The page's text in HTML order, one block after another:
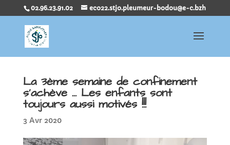
02.96.23.91.02 eco22.stjo.pleumeur-bodou@e-c.bzh
La 3ème semaine de confinement
s’achève … Les enfants sont
toujours aussi motivés !!!
3 Avr 2020